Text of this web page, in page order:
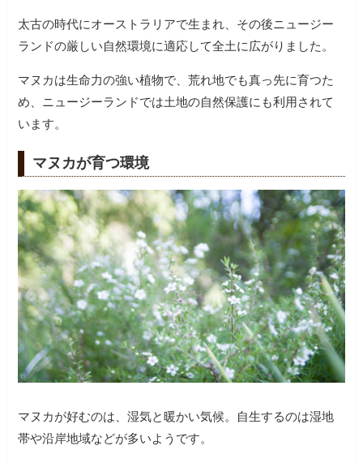
太古の時代にオーストラリアで生まれ、その後ニュージー
ランドの厳しい自然環境に適応して全土に広がりました。
マヌカは生命力の強い植物で、荒れ地でも真っ先に育つた
め、ニュージーランドでは土地の自然保護にも利用されて
います。
マヌカが育つ環境
マヌカが好むのは、湿気と暖かい気候。自生するのは湿地
帯や沿岸地域などが多いようです。